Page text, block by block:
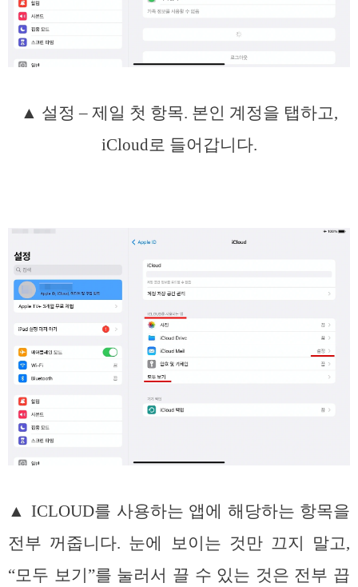
▲ 설정 – 제일 첫 항목. 본인 계정을 탭하고,
iCloud로 들어갑니다.
▲ ICLOUD를 사용하는 앱에 해당하는 항목을
전부 꺼줍니다. 눈에 보이는 것만 끄지 말고,
“모두 보기”를 눌러서 끌 수 있는 것은 전부 끕